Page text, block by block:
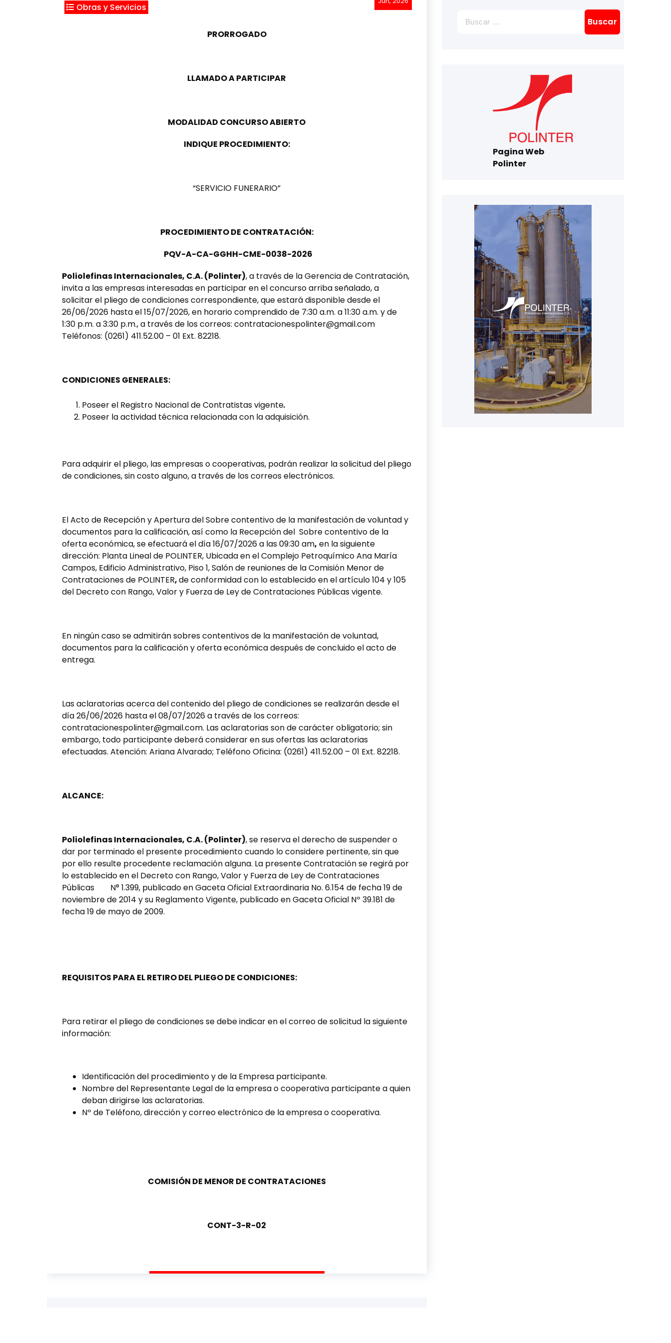
Obras y Servicios
PRORROGADO
LLAMADO A PARTICIPAR
MODALIDAD CONCURSO ABIERTO
INDIQUE PROCEDIMIENTO:
“SERVICIO FUNERARIO”
PROCEDIMIENTO DE CONTRATACIÓN:
PQV-A-CA-GGHH-CME-0038-2026
Poliolefinas Internacionales, C.A. (Polinter), a través de la Gerencia de Contratación,
invita a las empresas interesadas en participar en el concurso arriba señalado, a
solicitar el pliego de condiciones correspondiente, que estará disponible desde el
26/06/2026 hasta el 15/07/2026, en horario comprendido de 7:30 a.m. a 11:30 a.m. y de
1:30 p.m. a 3:30 p.m., a través de los correos: contratacionespolinter@gmail.com
Teléfonos: (0261) 411.52.00 – 01 Ext. 82218.
CONDICIONES GENERALES:
Poseer el Registro Nacional de Contratistas vigente.
Poseer la actividad técnica relacionada con la adquisición.
Para adquirir el pliego, las empresas o cooperativas, podrán realizar la solicitud del pliego
de condiciones, sin costo alguno, a través de los correos electrónicos.
El Acto de Recepción y Apertura del Sobre contentivo de la manifestación de voluntad y
documentos para la calificación, así como la Recepción del Sobre contentivo de la
oferta económica, se efectuará el día 16/07/2026 a las 09:30 am, en la siguiente
dirección: Planta Lineal de POLINTER, Ubicada en el Complejo Petroquímico Ana María
Campos, Edificio Administrativo, Piso 1, Salón de reuniones de la Comisión Menor de
Contrataciones de POLINTER,de conformidad con lo establecido en el artículo 104 y 105
del Decreto con Rango, Valor y Fuerza de Ley de Contrataciones Públicas vigente.
En ningún caso se admitirán sobres contentivos de la manifestación de voluntad,
documentos para la calificación y oferta económica después de concluido el acto de
entrega.
Las aclaratorias acerca del contenido del pliego de condiciones se realizarán desde el
día 26/06/2026 hasta el 08/07/2026 a través de los correos:
contratacionespolinter@gmail.com. Las aclaratorias son de carácter obligatorio; sin
embargo, todo participante deberá considerar en sus ofertas las aclaratorias
efectuadas. Atención: Ariana Alvarado; Teléfono Oficina: (0261) 411.52.00 – 01 Ext. 82218.
ALCANCE:
Poliolefinas Internacionales, C.A. (Polinter), se reserva el derecho de suspender o
dar por terminado el presente procedimiento cuando lo considere pertinente, sin que
por ello resulte procedente reclamación alguna. La presente Contratación se regirá por
lo establecido en el Decreto con Rango, Valor y Fuerza de Ley de Contrataciones
Públicas N° 1.399, publicado en Gaceta Oficial Extraordinaria No. 6.154 de fecha 19 de
noviembre de 2014 y su Reglamento Vigente, publicado en Gaceta Oficial Nº 39.181 de
fecha 19 de mayo de 2009.
REQUISITOS PARA EL RETIRO DEL PLIEGO DE CONDICIONES:
Para retirar el pliego de condiciones se debe indicar en el correo de solicitud la siguiente
información:
Identificación del procedimiento y de la Empresa participante.
Nombre del Representante Legal de la empresa o cooperativa participante a quien
deban dirigirse las aclaratorias.
Nº de Teléfono, dirección y correo electrónico de la empresa o cooperativa.
COMISIÓN DE MENOR DE CONTRATACIONES
CONT-3-R-02
Pagina Web
Polinter